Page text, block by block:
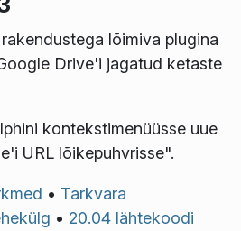
lõimiva plugina
Drive'i jagatud ketaste
kontekstimenüüsse uue
URL lõikepuhvrisse".
• Tarkvara
• 20.04 lähtekoodi